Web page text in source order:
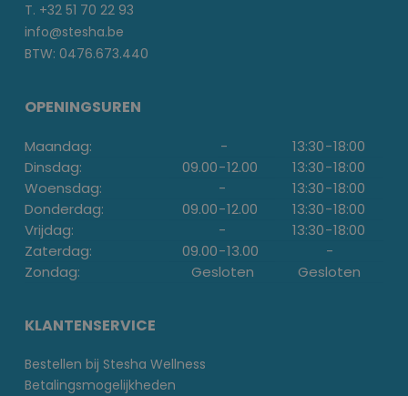
T. +32 51 70 22 93
info@stesha.be
BTW: 0476.673.440
OPENINGSUREN
Maandag: - 13:30-18:00
Dinsdag:
09.00-12.00 13:30-18:00
Woensdag:
- 13:30-18:00
Donderdag:
09.00-12.00 13:30-18:00
Vrijdag:
- 13:30-18:00
Zaterdag:
09.00-13.00
-
Zondag:
Gesloten Gesloten
KLANTENSERVICE
Bestellen bij Stesha Wellness
Betalingsmogelijkheden